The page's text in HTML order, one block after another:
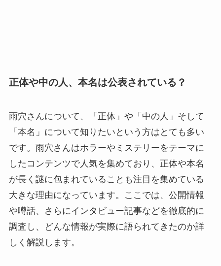
正体や中の人、本名は公表されている？
雨穴さんについて、「正体」や「中の人」そして
「本名」について知りたいという方はとても多い
です。雨穴さんはホラーやミステリーをテーマに
したコンテンツで人気を集めており、正体や本名
が長く謎に包まれていることも注目を集めている
大きな理由になっています。ここでは、公開情報
や噂話、さらにインタビュー記事などを徹底的に
調査し、どんな情報が実際に語られてきたのか詳
しく解説します。